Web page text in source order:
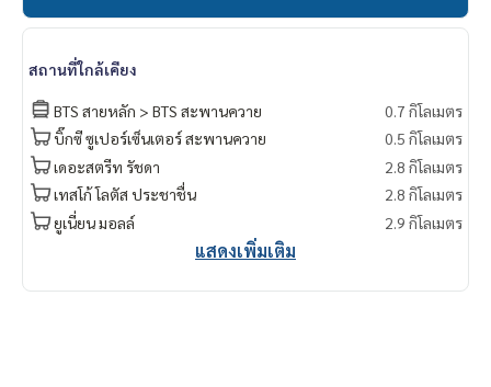
Facebook Fanpage : P2N Property
** รับฝาก ขาย-เช่า คอนโด บ้าน ที่ดิน และอสังหาริมทรัพย์ทุกชนิ
ด ทั่วกรุงเทพฯ
สถานที่ใกล้เคียง
BTS สายหลัก > BTS สะพานควาย
0.7 กิโลเมตร
บิ๊กซี ซูเปอร์เซ็นเตอร์ สะพานควาย
0.5 กิโลเมตร
เดอะสตรีท รัชดา
2.8 กิโลเมตร
เทสโก้ โลตัส ประชาชื่น
2.8 กิโลเมตร
ยูเนี่ยน มอลล์
2.9 กิโลเมตร
แสดงเพิ่มเติม